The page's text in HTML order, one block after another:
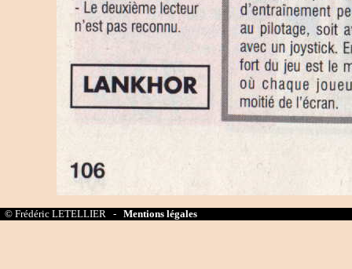
© Frédéric LETELLIER - Mentions légales